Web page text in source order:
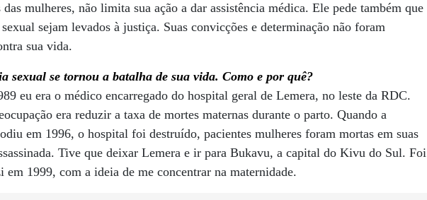
mulheres, não limita sua ação a dar assistência médica. Ele pede também que
sejam levados à justiça. Suas convicções e determinação não foram
sua vida.
sexual se tornou a batalha de sua vida. Como e por quê?
eu era o médico encarregado do hospital geral de Lemera, no leste da RDC.
era reduzir a taxa de mortes maternas durante o parto. Quando a
em 1996, o hospital foi destruído, pacientes mulheres foram mortas em suas
Tive que deixar Lemera e ir para Bukavu, a capital do Kivu do Sul. Foi
1999, com a ideia de me concentrar na maternidade.